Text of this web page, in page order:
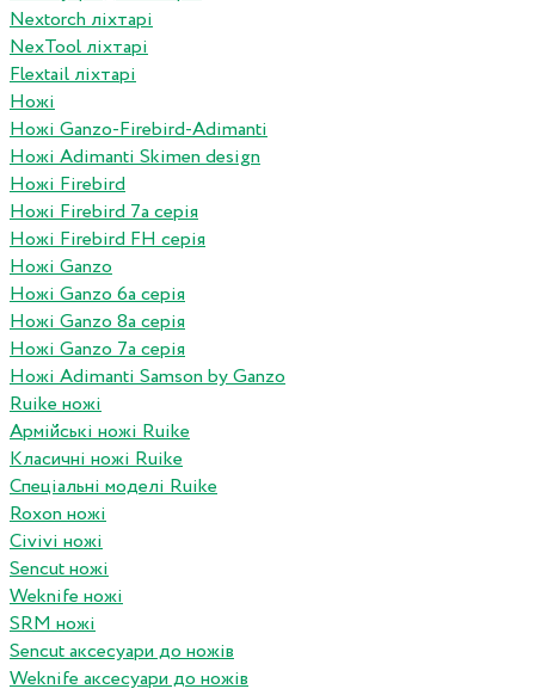
Nextorch ліхтарі
NexTool ліхтарі
Flextail ліхтарі
Ножі
Ножі Ganzo-Firebird-Adimanti
Ножі Adimanti Skimen design
Ножі Firebird
Ножі Firebird 7а серія
Ножі Firebird FH серія
Ножі Ganzo
Ножі Ganzo 6а серія
Ножі Ganzo 8а серія
Ножі Ganzo 7а серія
Ножі Adimanti Samson by Ganzo
Ruike ножі
Армійські ножі Ruike
Класичні ножі Ruike
Спеціальні моделі Ruike
Roxon ножi
Civivi ножі
Sencut ножі
Weknife ножі
SRM ножі
Sencut аксесуари до ножів
Weknife аксесуари до ножів